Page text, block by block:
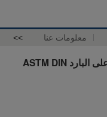
معلومات عنا >>
أنبوب فولاذي دقيق غير ملحوم مسحوب على البارد ASTM DIN